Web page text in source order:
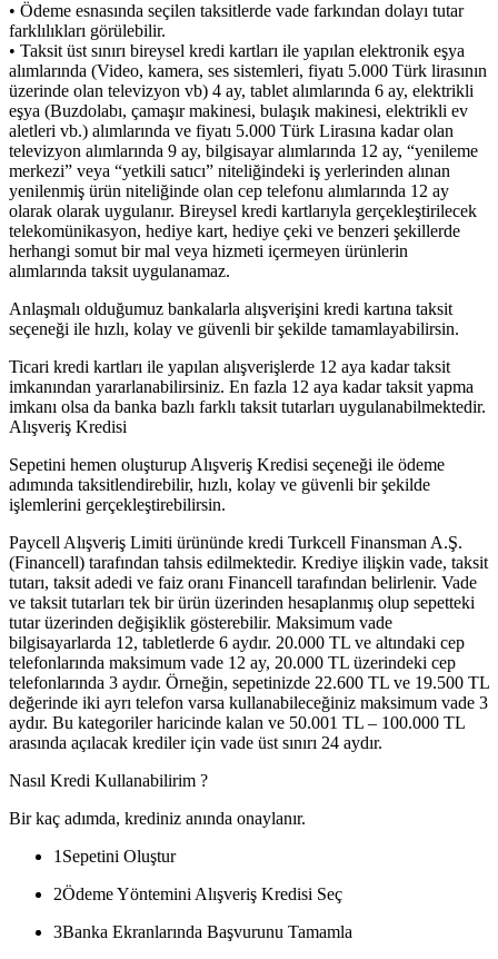
• Ödeme esnasında seçilen taksitlerde vade farkından dolayı tutar
farklılıkları görülebilir.
• Taksit üst sınırı bireysel kredi kartları ile yapılan elektronik eşya
alımlarında (Video, kamera, ses sistemleri, fiyatı 5.000 Türk lirasının
üzerinde olan televizyon vb) 4 ay, tablet alımlarında 6 ay, elektrikli
eşya (Buzdolabı, çamaşır makinesi, bulaşık makinesi, elektrikli ev
aletleri vb.) alımlarında ve fiyatı 5.000 Türk Lirasına kadar olan
televizyon alımlarında 9 ay, bilgisayar alımlarında 12 ay, “yenileme
merkezi” veya “yetkili satıcı” niteliğindeki iş yerlerinden alınan
yenilenmiş ürün niteliğinde olan cep telefonu alımlarında 12 ay
olarak olarak uygulanır. Bireysel kredi kartlarıyla gerçekleştirilecek
telekomünikasyon, hediye kart, hediye çeki ve benzeri şekillerde
herhangi somut bir mal veya hizmeti içermeyen ürünlerin
alımlarında taksit uygulanamaz.
Anlaşmalı olduğumuz bankalarla alışverişini kredi kartına taksit
seçeneği ile hızlı, kolay ve güvenli bir şekilde tamamlayabilirsin.
Ticari kredi kartları ile yapılan alışverişlerde 12 aya kadar taksit
imkanından yararlanabilirsiniz. En fazla 12 aya kadar taksit yapma
imkanı olsa da banka bazlı farklı taksit tutarları uygulanabilmektedir.
Alışveriş Kredisi
Sepetini hemen oluşturup Alışveriş Kredisi seçeneği ile ödeme
adımında taksitlendirebilir, hızlı, kolay ve güvenli bir şekilde
işlemlerini gerçekleştirebilirsin.
Paycell Alışveriş Limiti ürününde kredi Turkcell Finansman A.Ş.
(Financell) tarafından tahsis edilmektedir. Krediye ilişkin vade, taksit
tutarı, taksit adedi ve faiz oranı Financell tarafından belirlenir. Vade
ve taksit tutarları tek bir ürün üzerinden hesaplanmış olup sepetteki
tutar üzerinden değişiklik gösterebilir. Maksimum vade
bilgisayarlarda 12, tabletlerde 6 aydır. 20.000 TL ve altındaki cep
telefonlarında maksimum vade 12 ay, 20.000 TL üzerindeki cep
telefonlarında 3 aydır. Örneğin, sepetinizde 22.600 TL ve 19.500 TL
değerinde iki ayrı telefon varsa kullanabileceğiniz maksimum vade 3
aydır. Bu kategoriler haricinde kalan ve 50.001 TL – 100.000 TL
arasında açılacak krediler için vade üst sınırı 24 aydır.
Nasıl Kredi Kullanabilirim ?
Bir kaç adımda, krediniz anında onaylanır.
1 Sepetini Oluştur
2Ödeme Yöntemini Alışveriş Kredisi Seç
3Banka Ekranlarında Başvurunu Tamamla